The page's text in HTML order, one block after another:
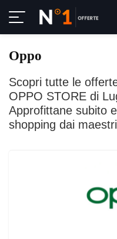
Oppo
Scopri tutte le
OPPO STORE di
Approfittane subito
shopping dai